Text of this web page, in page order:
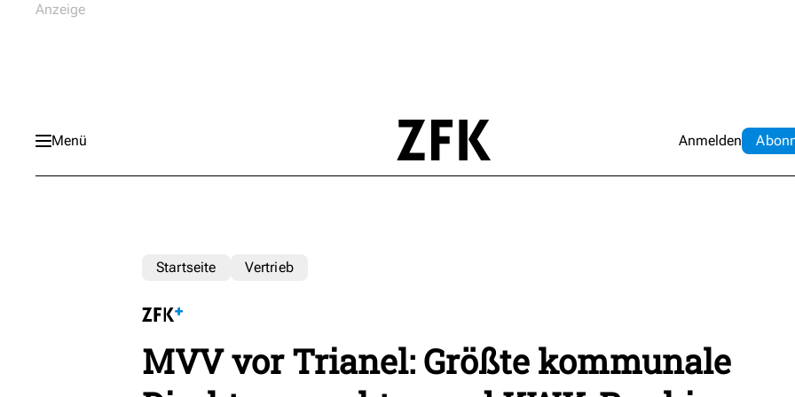
Menü Anmelden Abo
Startseite Vertrieb
MVV vor Trianel: Größte kommunale